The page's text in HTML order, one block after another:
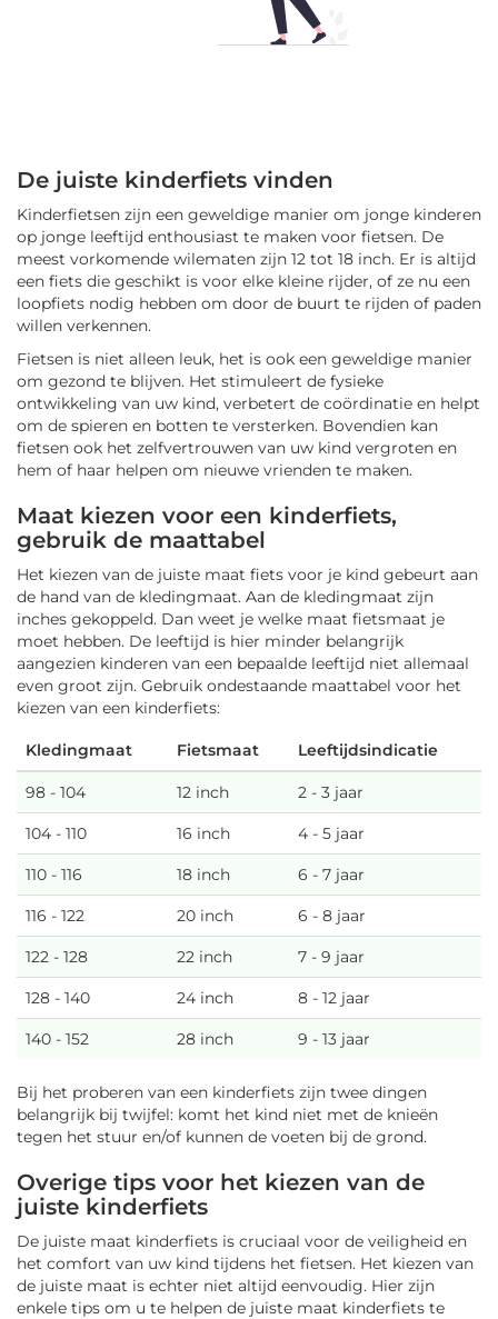
De juiste kinderfiets vinden
Kinderfietsen zijn een geweldige manier om jonge kinderen
op jonge leeftijd enthousiast te maken voor fietsen. De
meest vorkomende wilematen zijn 12 tot 18 inch. Er is altijd
een fiets die geschikt is voor elke kleine rijder, of ze nu een
loopfiets nodig hebben om door de buurt te rijden of paden
willen verkennen.
Fietsen is niet alleen leuk, het is ook een geweldige manier
om gezond te blijven. Het stimuleert de fysieke
ontwikkeling van uw kind, verbetert de coördinatie en helpt
om de spieren en botten te versterken. Bovendien kan
fietsen ook het zelfvertrouwen van uw kind vergroten en
hem of haar helpen om nieuwe vrienden te maken.
Maat kiezen voor een kinderfiets,
gebruik de maattabel
Het kiezen van de juiste maat fiets voor je kind gebeurt aan
de hand van de kledingmaat. Aan de kledingmaat zijn
inches gekoppeld. Dan weet je welke maat fietsmaat je
moet hebben. De leeftijd is hier minder belangrijk
aangezien kinderen van een bepaalde leeftijd niet allemaal
even groot zijn. Gebruik ondestaande maattabel voor het
kiezen van een kinderfiets:
Kledingmaat Fietsmaat Leeftijdsindicatie
98 - 104 12 inch 2 - 3 jaar
104 - 110 16 inch 4 - 5 jaar
110 - 116 18 inch 6 - 7 jaar
116 - 122 20 inch 6 - 8 jaar
122 - 128 22 inch 7 - 9 jaar
128 - 140 24 inch 8 - 12 jaar
140 - 152 28 inch 9 - 13 jaar
Bij het proberen van een kinderfiets zijn twee dingen
belangrijk bij twijfel: komt het kind niet met de knieën
tegen het stuur en/of kunnen de voeten bij de grond.
Overige tips voor het kiezen van de
juiste kinderfiets
De juiste maat kinderfiets is cruciaal voor de veiligheid en
het comfort van uw kind tijdens het fietsen. Het kiezen van
de juiste maat is echter niet altijd eenvoudig. Hier zijn
enkele tips om u te helpen de juiste maat kinderfiets te